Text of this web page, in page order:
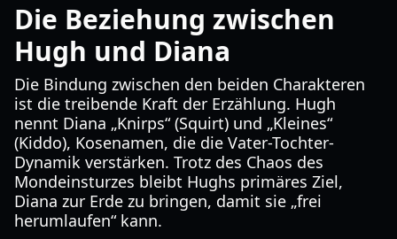
Die Beziehung zwischen
Hugh und Diana
Die Bindung zwischen den beiden Charakteren
ist die treibende Kraft der Erzählung. Hugh
nennt Diana „Knirps“ (Squirt) und „Kleines“
(Kiddo), Kosenamen, die die Vater-Tochter-
Dynamik verstärken. Trotz des Chaos des
Mondeinsturzes bleibt Hughs primäres Ziel,
Diana zur Erde zu bringen, damit sie „frei
herumlaufen“ kann.